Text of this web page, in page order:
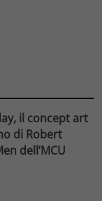
il concept art
di Robert
dell’MCU